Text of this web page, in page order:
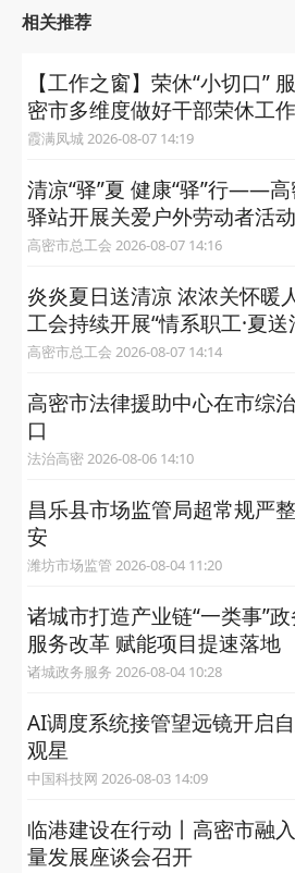
相关推荐
【工作之窗】荣休“小切口”
密市多维度做好干部荣休工作
霞满凤城 2026-08-07 14:19
清凉“驿”夏 健康“驿”行——
驿站开展关爱户外劳动者活动
高密市总工会 2026-08-07 14:16
炎炎夏日送清凉 浓浓关怀
工会持续开展“情系职工·夏
高密市总工会 2026-08-07 14:14
高密市法律援助中心在市综
口
法治高密 2026-08-06 14:10
昌乐县市场监管局超常规严
安
潍坊市场监管 2026-08-04 11:20
诸城市打造产业链“一类事”
服务改革 赋能项目提速落地
诸城政务服务 2026-08-04 10:28
AI调度系统接管望远镜开启
观星
中国科技网 2026-08-03 14:09
临港建设在行动丨高密市融
量发展座谈会召开